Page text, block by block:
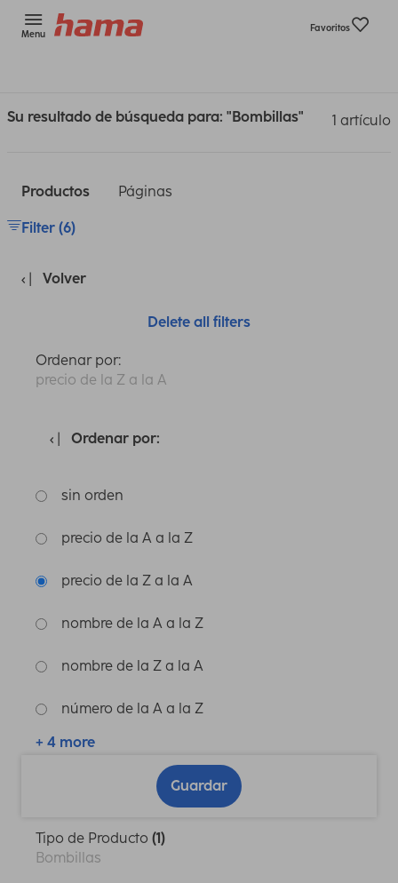
Menu
Favoritos
Su resultado de búsqueda para: "Bombillas" 1 artículo
Productos Páginas
Filter (6)
Volver
Delete all filters
Ordenar por:
precio de la Z a la A
Ordenar por:
sin orden
precio de la A a la Z
precio de la Z a la A
nombre de la A a la Z
nombre de la Z a la A
número de la A a la Z
+ 4 more
Guardar
Tipo de Producto (1)
Bombillas